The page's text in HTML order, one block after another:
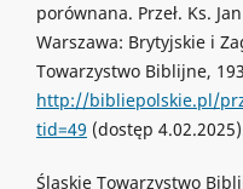
porównana. Przeł. Ks.
Warszawa: Brytyjskie i
Towarzystwo Biblijne,
http://bibliepolskie.pl/
tid=49 (dostęp
Śląskie Towarzystwo